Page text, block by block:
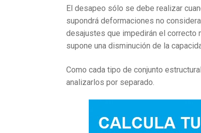
El desapeo sólo se debe realizar
supondrá deformaciones no
desajustes que impedirán el correcto
supone una disminución de la
Como cada tipo de conjunto
analizarlos por separado.